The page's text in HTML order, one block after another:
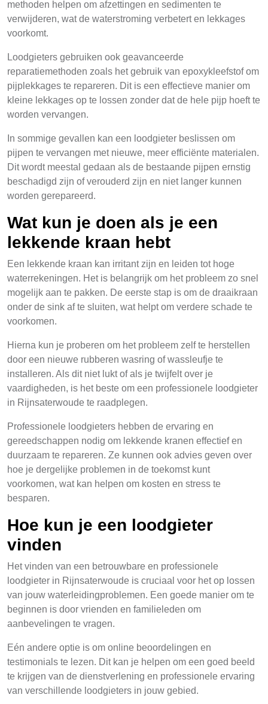
methoden helpen om afzettingen en sedimenten te
verwijderen, wat de waterstroming verbetert en lekkages
voorkomt.
Loodgieters gebruiken ook geavanceerde
reparatiemethoden zoals het gebruik van epoxykleefstof om
pijplekkages te repareren. Dit is een effectieve manier om
kleine lekkages op te lossen zonder dat de hele pijp hoeft te
worden vervangen.
In sommige gevallen kan een loodgieter beslissen om
pijpen te vervangen met nieuwe, meer efficiënte materialen.
Dit wordt meestal gedaan als de bestaande pijpen ernstig
beschadigd zijn of verouderd zijn en niet langer kunnen
worden gerepareerd.
Wat kun je doen als je een
lekkende kraan hebt
Een lekkende kraan kan irritant zijn en leiden tot hoge
waterrekeningen. Het is belangrijk om het probleem zo snel
mogelijk aan te pakken. De eerste stap is om de draaikraan
onder de sink af te sluiten, wat helpt om verdere schade te
voorkomen.
Hierna kun je proberen om het probleem zelf te herstellen
door een nieuwe rubberen wasring of wassleufje te
installeren. Als dit niet lukt of als je twijfelt over je
vaardigheden, is het beste om een professionele loodgieter
in Rijnsaterwoude te raadplegen.
Professionele loodgieters hebben de ervaring en
gereedschappen nodig om lekkende kranen effectief en
duurzaam te repareren. Ze kunnen ook advies geven over
hoe je dergelijke problemen in de toekomst kunt
voorkomen, wat kan helpen om kosten en stress te
besparen.
Hoe kun je een loodgieter
vinden
Het vinden van een betrouwbare en professionele
loodgieter in Rijnsaterwoude is cruciaal voor het op lossen
van jouw waterleidingproblemen. Een goede manier om te
beginnen is door vrienden en familieleden om
aanbevelingen te vragen.
Eén andere optie is om online beoordelingen en
testimonials te lezen. Dit kan je helpen om een goed beeld
te krijgen van de dienstverlening en professionele ervaring
van verschillende loodgieters in jouw gebied.